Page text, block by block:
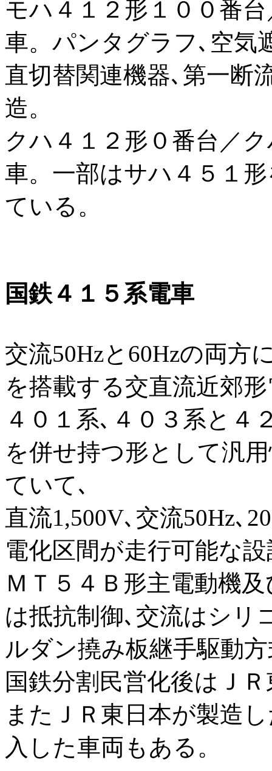
モハ４１２形１００番
車。パンタグラフ､空気
直切替関連機器､第一断
造。
クハ４１２形０番台／
車。一部はサハ４５１
ている。
国鉄４１５系電車
交流50Hzと60Hzの両方
を搭載する交直流近郊
４０１系､４０３系と４
を併せ持つ形として汎
ていて､
直流1,500V､交流50Hz､
電化区間が走行可能な
ＭＴ５４Ｂ形主電動機
は抵抗制御､交流はシリ
ルダン撓み板継手駆動
国鉄分割民営化後はＪ
またＪＲ東日本が製造
入した車両もある。